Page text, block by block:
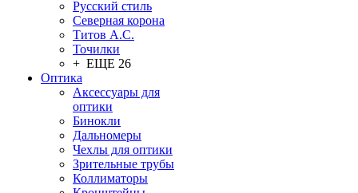
Русский стиль
Северная корона
Титов А.С.
Точилки
+ ЕЩЕ 26
Оптика
Аксессуары для
оптики
Бинокли
Дальномеры
Чехлы для оптики
Зрительные трубы
Коллиматоры